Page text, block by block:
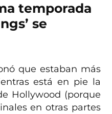
temporada
se
que estaban más
está en pie la
Hollywood (porque
en otras partes